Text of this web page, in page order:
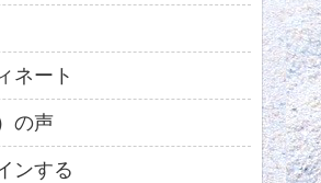
ネート
の声
ンする